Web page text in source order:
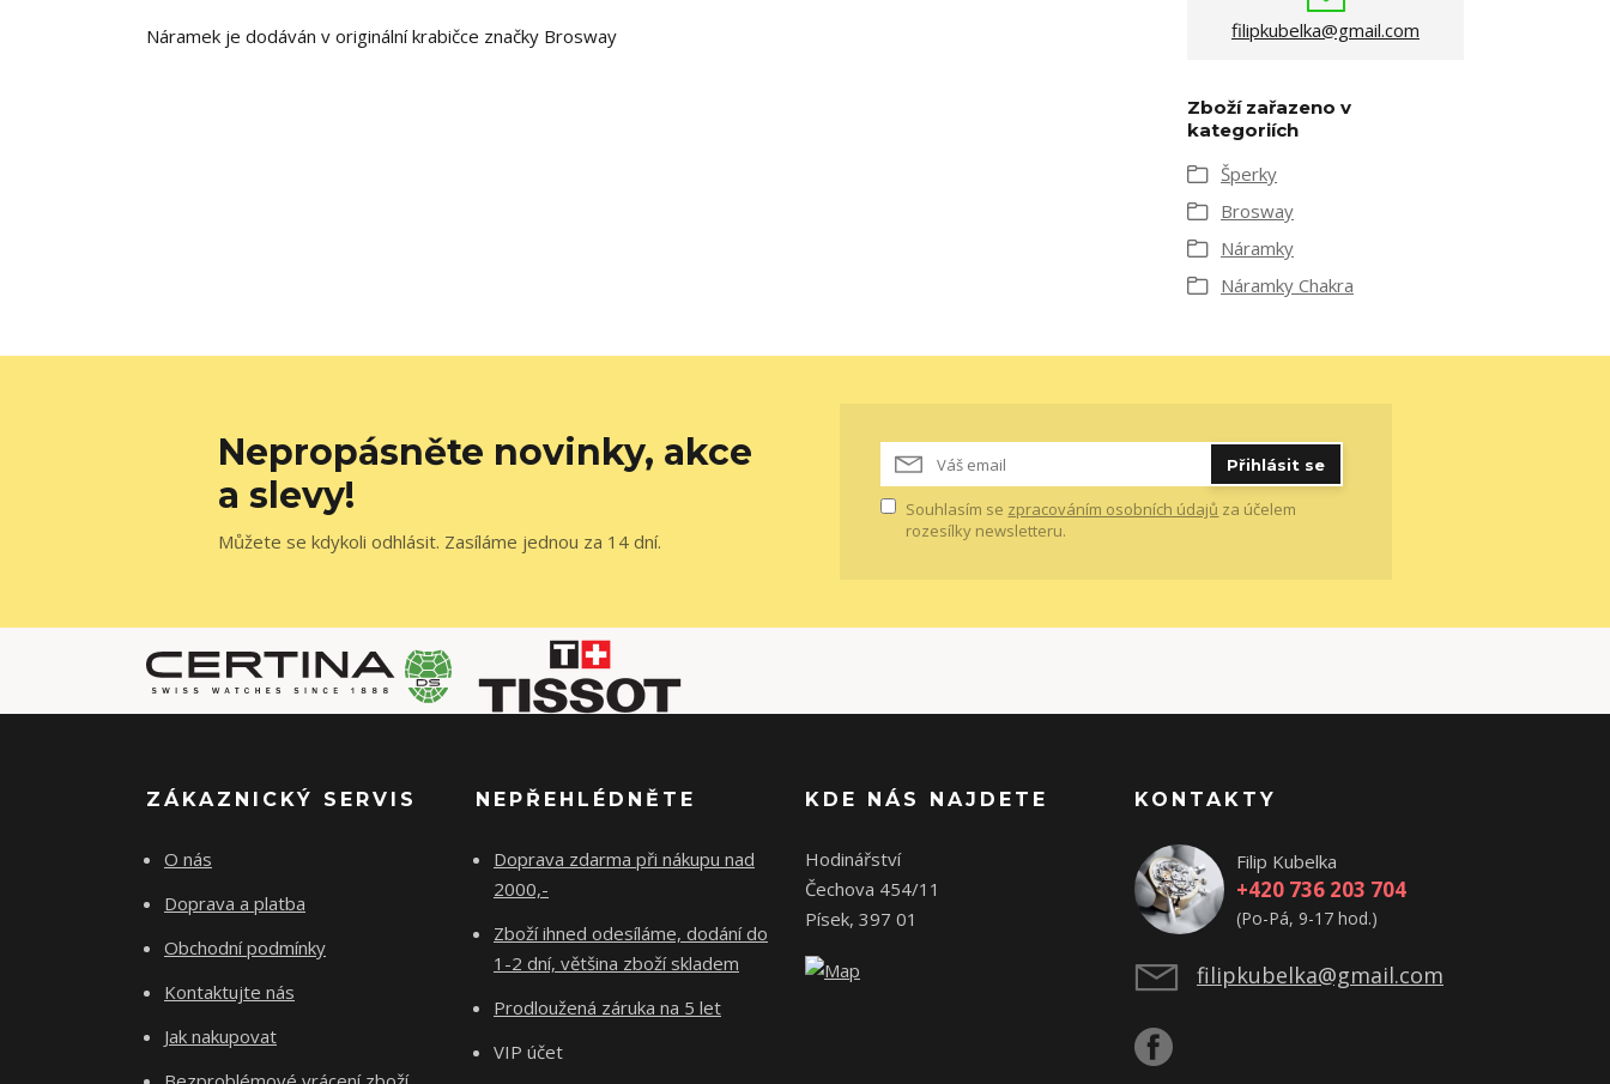
Náramek je dodáván v originální krabičce značky Brosway filipkubelka@gmail.com
Zboží zařazeno v
kategoriích
Šperky
Brosway
Náramky
Náramky Chakra
Nepropásněte novinky, akce
a slevy!
Můžete se kdykoli odhlásit. Zasíláme jednou za 14 dní.
Přihlásit se
Souhlasím se zpracováním osobních údajů za účelem
rozesílky newsletteru.
ZÁKAZNICKÝ SERVIS
O nás
Doprava a platba
Obchodní podmínky
Kontaktujte nás
Jak nakupovat
NEPŘEHLÉDNĚTE
Doprava zdarma při nákupu nad
2000,-
Zboží ihned odesíláme, dodání do
1-2 dní, většina zboží skladem
Prodloužená záruka na 5 let
VIP účet
KDE NÁS NAJDETE
Hodinářství
Čechova 454/11
Písek, 397 01
KONTAKTY
Filip Kubelka
+420 736 203 704
(Po-Pá, 9-17 hod.)
filipkubelka@gmail.com